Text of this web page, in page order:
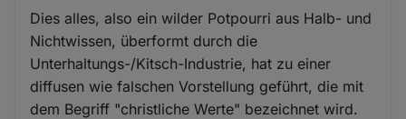
Dies alles, also ein wilder Potpourri aus Halb- und
Nichtwissen, überformt durch die
Unterhaltungs-/Kitsch-Industrie, hat zu einer
diffusen wie falschen Vorstellung geführt, die mit
dem Begriff "christliche Werte" bezeichnet wird.